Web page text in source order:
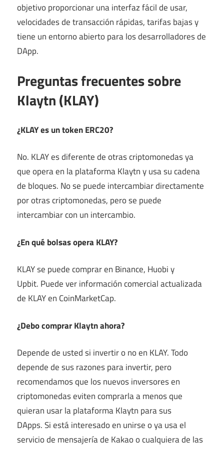
objetivo proporcionar una interfaz fácil de usar,
velocidades de transacción rápidas, tarifas bajas y
tiene un entorno abierto para los desarrolladores de
DApp.
Preguntas frecuentes sobre
Klaytn (KLAY)
¿KLAY es un token ERC20?
No. KLAY es diferente de otras criptomonedas ya
que opera en la plataforma Klaytn y usa su cadena
de bloques. No se puede intercambiar directamente
por otras criptomonedas, pero se puede
intercambiar con un intercambio.
¿En qué bolsas opera KLAY?
KLAY se puede comprar en Binance, Huobi y
Upbit. Puede ver información comercial actualizada
de KLAY en CoinMarketCap.
¿Debo comprar Klaytn ahora?
Depende de usted si invertir o no en KLAY. Todo
depende de sus razones para invertir, pero
recomendamos que los nuevos inversores en
criptomonedas eviten comprarla a menos que
quieran usar la plataforma Klaytn para sus
DApps. Si está interesado en unirse o ya usa el
servicio de mensajería de Kakao o cualquiera de las